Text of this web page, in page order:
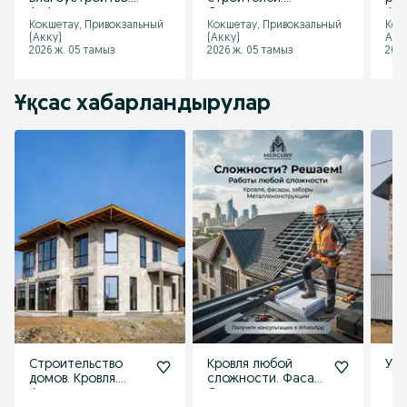
Кокшетау, Привокзальный
(Акку)
2026 ж. 05 тамыз
зданий и
сооружений.
Строительство.
Кокшетау, Привокзальный
(Акку)
2026 ж. 05 тамыз
Ұқсас хабарландырулар
Строительство
домов. Кровля.
Кровля любой
сложности. Фасад.